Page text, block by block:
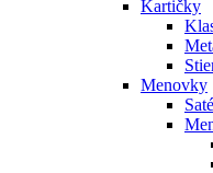
Kartičky
Menovky